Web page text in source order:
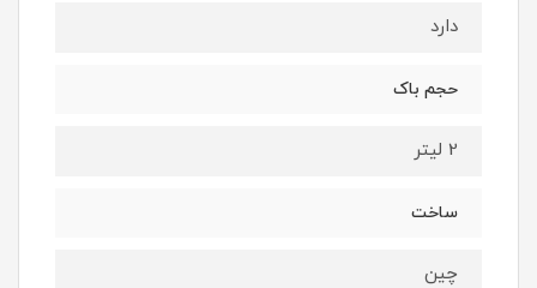
دارد
حجم باک
2 لیتر
ساخت
چین